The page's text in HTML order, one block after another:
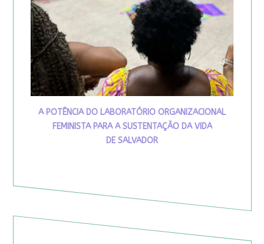
A POTÊNCIA DO LABORATÓRIO ORGANIZACIONAL
FEMINISTA PARA A SUSTENTAÇÃO DA VIDA
DE SALVADOR